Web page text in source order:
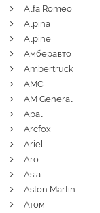
Alfa Romeo
Alpina
Alpine
Амберавто
Ambertruck
AMC
AM General
Apal
Arcfox
Ariel
Aro
Asia
Aston Martin
Атом